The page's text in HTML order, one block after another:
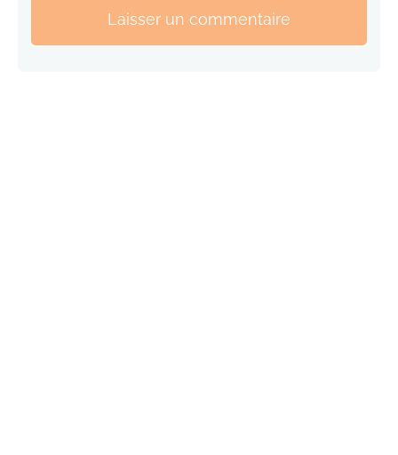
Laisser un commentaire